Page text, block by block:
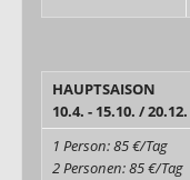
HAUPTSAISON
10.4. - 15.10. /
1 Person: 85 €/Tag
2 Personen: 85 €/Tag